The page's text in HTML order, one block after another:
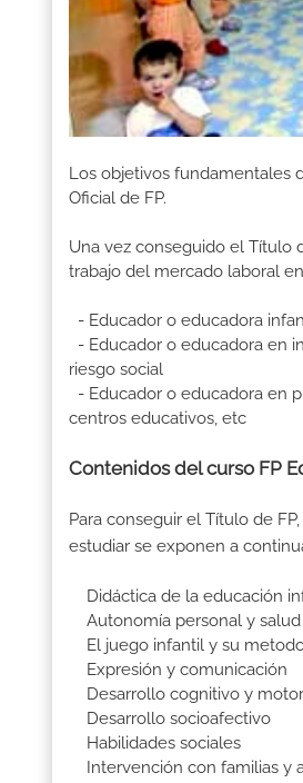
Los objetivos fundamentales
Oficial de FP.
Una vez conseguido el Título
trabajo del mercado laboral
- Educador o educadora
- Educador o educadora en
riesgo social
- Educador o educadora en
centros educativos, etc
Contenidos del curso FP
Para conseguir el Título de
estudiar se exponen a
Didáctica de la educación
Autonomía personal y
El juego infantil y su
Expresión y comunicación
Desarrollo cognitivo y motor
Desarrollo socioafectivo
Habilidades sociales
Intervención con familias y